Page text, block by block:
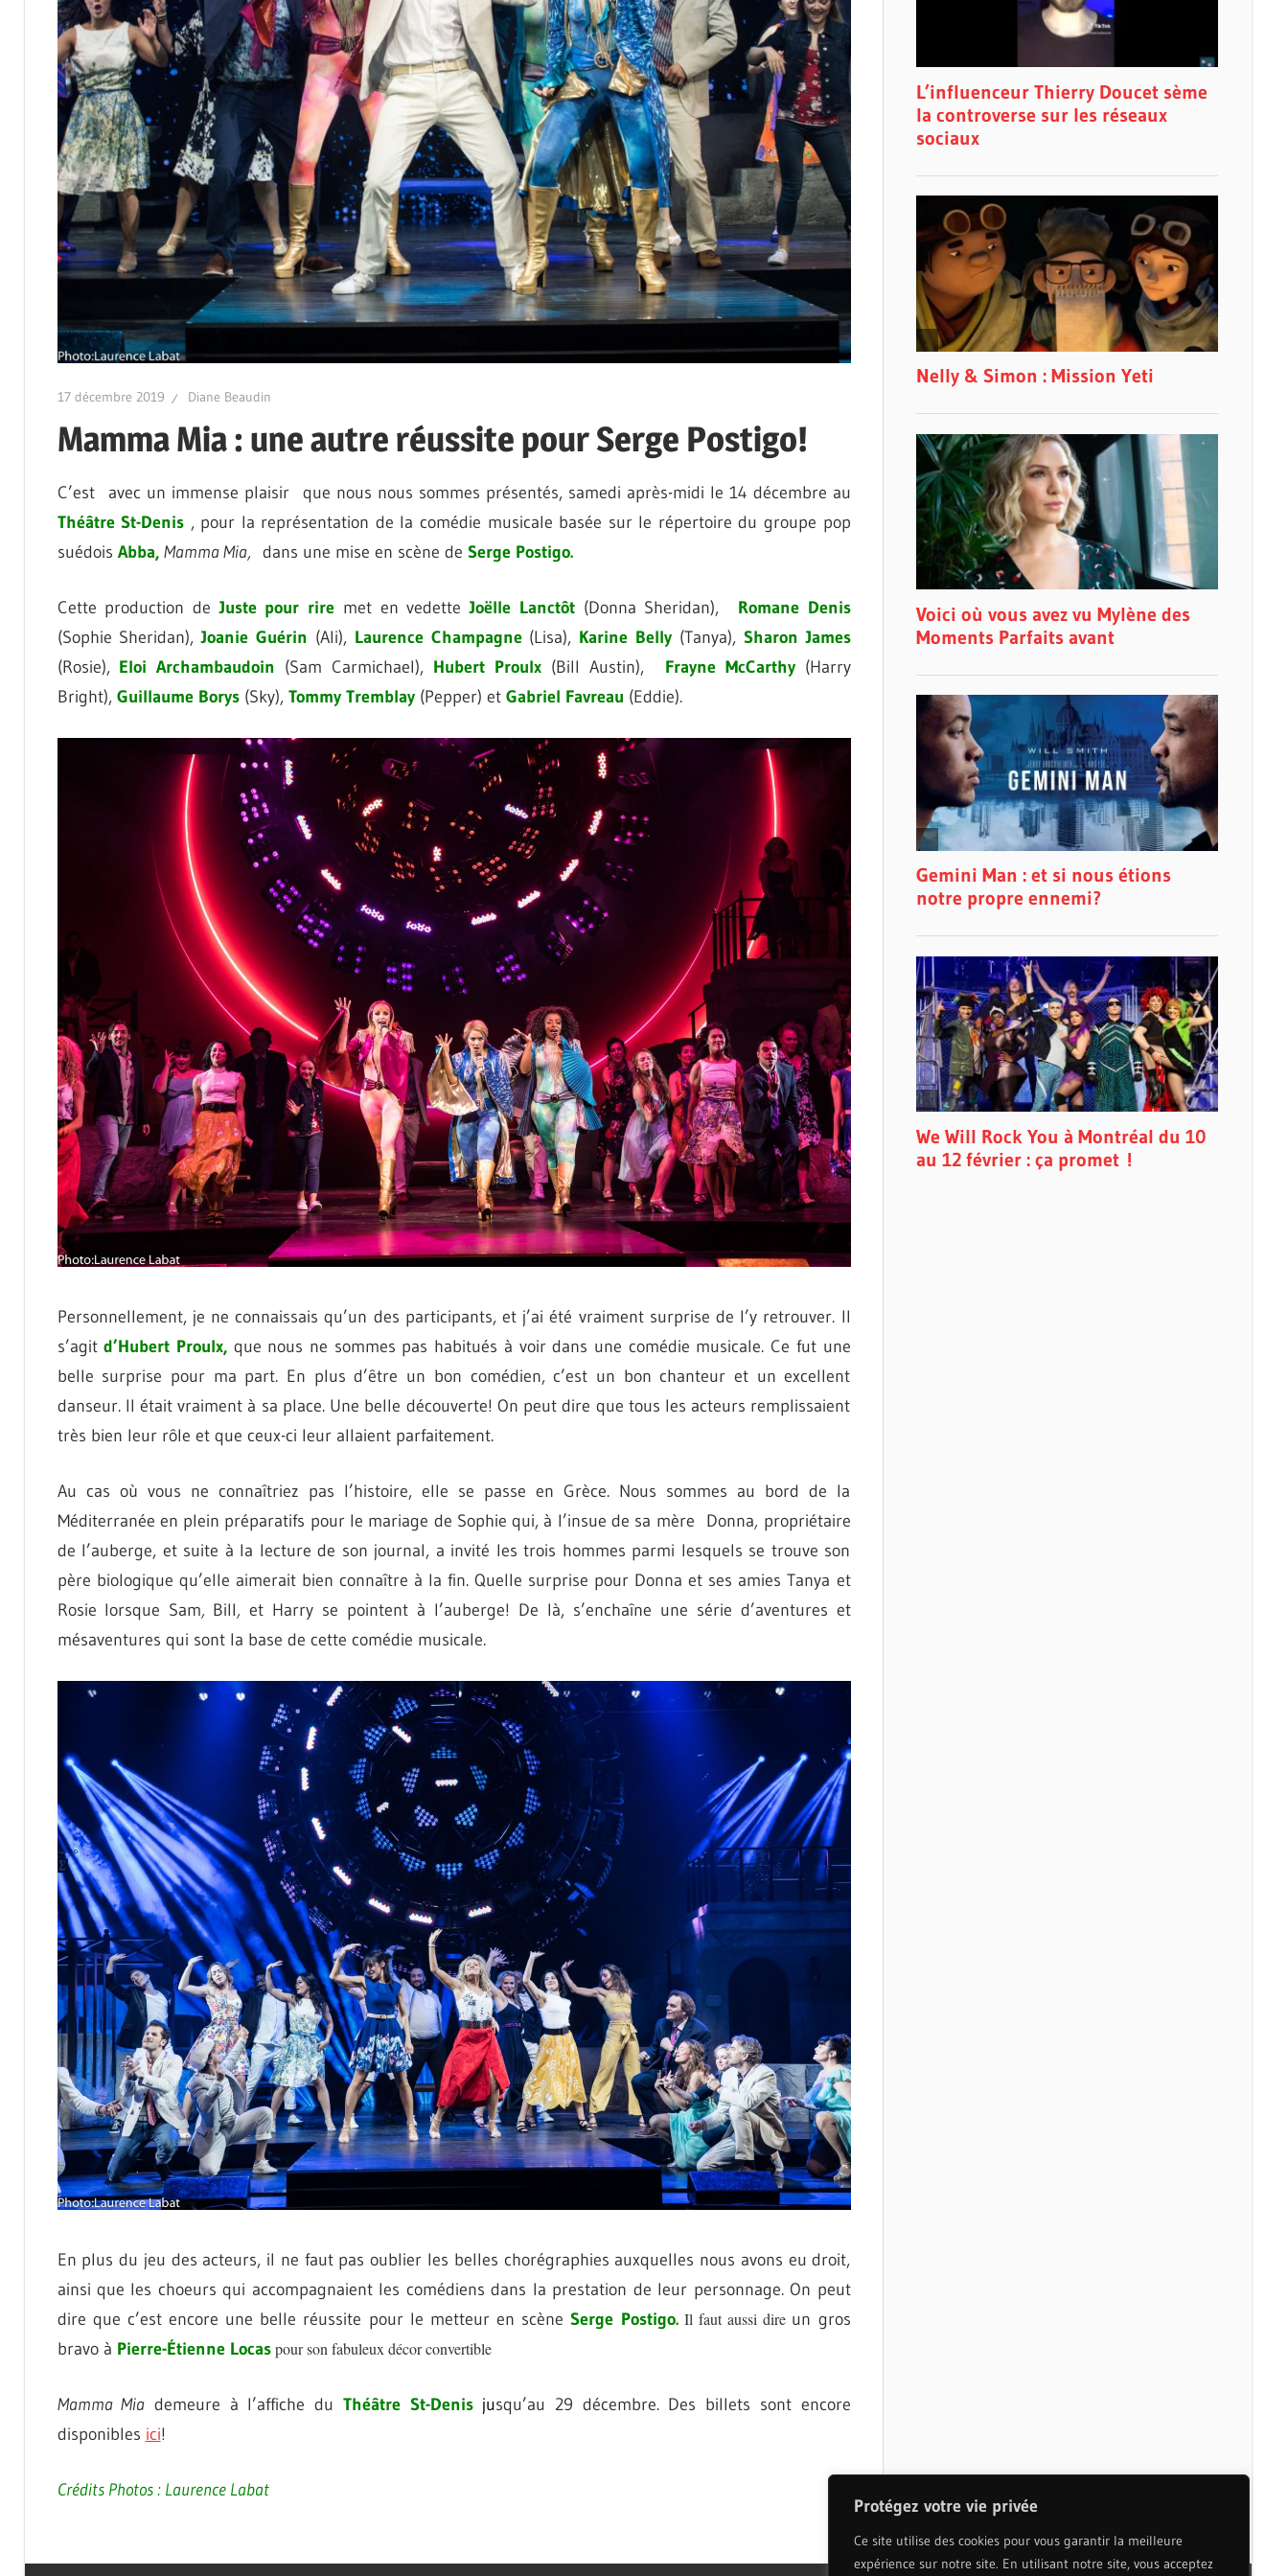
Protégez votre vie privée
Ce site utilise des cookies pour vous garantir la meilleure
expérience sur notre site. En utilisant notre site, vous acceptez
17 décembre 2019 Diane Beaudin
Mamma Mia : une autre réussite pour Serge Postigo!
C’est avec un immense plaisir que nous nous sommes présentés, samedi après-midi le 14 décembre au
Théâtre St-Denis , pour la représentation de la comédie musicale basée sur le répertoire du groupe pop
suédois Abba, Mamma Mia, dans une mise en scène de Serge Postigo.
Cette production deJuste pour rire met en vedetteJoëlle Lanctôt(Donna Sheridan), Romane Denis
(Sophie Sheridan),Joanie Guérin (Ali), Laurence Champagne(Lisa), Karine Belly (Tanya), Sharon James
(Rosie), Eloi Archambaudoin (Sam Carmichael), Hubert Proulx (Bill Austin), Frayne McCarthy(Harry
Bright), Guillaume Borys(Sky), Tommy Tremblay(Pepper) et Gabriel Favreau (Eddie).
Personnellement, je ne connaissais qu’un des participants, et j’ai été vraiment surprise de l’y retrouver. Il
s’agitd’Hubert Proulx,que nous ne sommes pas habitués à voir dans une comédie musicale. Ce fut une
belle surprise pour ma part. En plus d’être un bon comédien, c’est un bon chanteur et un excellent
danseur. Il était vraiment à sa place. Une belle découverte! On peut dire que tous les acteurs remplissaient
très bien leur rôle et que ceux-ci leur allaient parfaitement.
Au cas où vous ne connaîtriez pas l’histoire, elle se passe en Grèce. Nous sommes au bord de la
Méditerranée en plein préparatifs pour le mariage de Sophie qui, à l’insue de sa mère Donna, propriétaire
de l’auberge, et suite à la lecture de son journal, a invité les trois hommes parmi lesquels se trouve son
père biologique qu’elle aimerait bien connaître à la fin. Quelle surprise pour Donna et ses amies Tanya et
Rosie lorsque Sam, Bill, et Harry se pointent à l’auberge! De là, s’enchaîne une série d’aventures et
mésaventures qui sont la base de cette comédie musicale.
En plus du jeu des acteurs, il ne faut pas oublier les belles chorégraphies auxquelles nous avons eu droit,
ainsi que les choeurs qui accompagnaient les comédiens dans la prestation de leur personnage. On peut
dire que c’est encore une belle réussite pour le metteur en scèneSerge Postigo.Il faut aussi dire un gros
bravo à Pierre-Étienne Locaspour son fabuleux décor convertible
Mamma Mia demeure à l’affiche du Théâtre St-Denisjusqu’au 29 décembre. Des billets sont encore
disponibles ici!
Crédits Photos : Laurence Labat
PROULX